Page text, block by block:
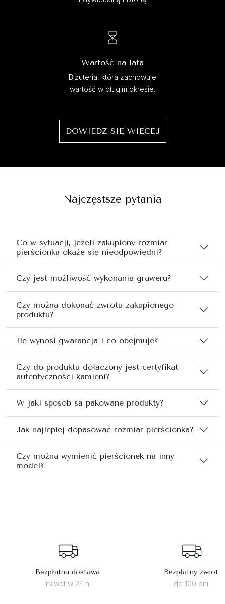
Wartość na lata
Biżuteria, która zachowuje
wartość w długim okresie.
DOWIEDZ SIĘ WIĘCEJ
Najczęstsze pytania
Co w sytuacji, jeżeli zakupiony rozmiar
pierścionka okaże się nieodpowiedni?
Czy jest możliwość wykonania graweru?
Czy można dokonać zwrotu zakupionego
produktu?
Ile wynosi gwarancja i co obejmuje?
Czy do produktu dołączony jest certyfikat
autentyczności kamieni?
W jaki sposób są pakowane produkty?
Jak najlepiej dopasować rozmiar pierścionka?
Czy można wymienić pierścionek na inny
model?
Bezpłatna dostawa
nawet w 24 h
Bezpłatny zwrot
do 100 dni